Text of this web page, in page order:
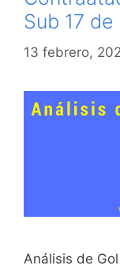
Sub 17
13 febrero,
Análisis de